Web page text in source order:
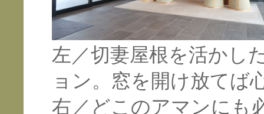
左／切妻屋根を活かし
ョン。窓を開け放てば
右／どこのアマンにも